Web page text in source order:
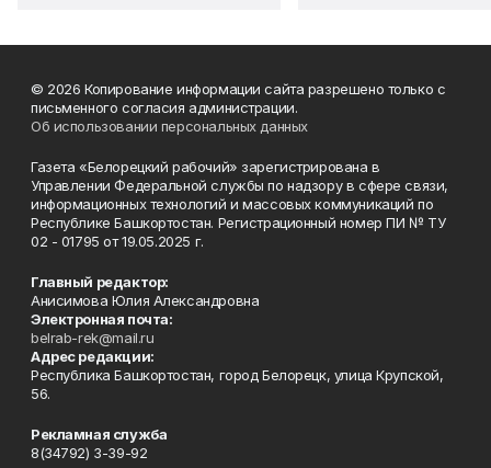
© 2026 Копирование информации сайта разрешено только с
письменного согласия администрации.
Об использовании персональных данных
Газета «Белорецкий рабочий» зарегистрирована в
Управлении Федеральной службы по надзору в сфере связи,
информационных технологий и массовых коммуникаций по
Республике Башкортостан. Регистрационный номер ПИ № ТУ
02 - 01795 от 19.05.2025 г.
Главный редактор:
Анисимова Юлия Александровна
Электронная почта:
belrab-rek@mail.ru
Адрес редакции:
Республика Башкортостан, город Белорецк, улица Крупской,
56.
Рекламная служба
8(34792) 3-39-92